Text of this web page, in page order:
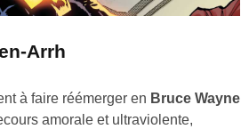
Arrh
à faire réémerger en Bruce Wayne
amorale et ultraviolente,